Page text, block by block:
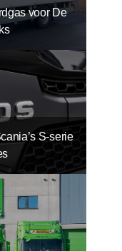
voor De
S-serie